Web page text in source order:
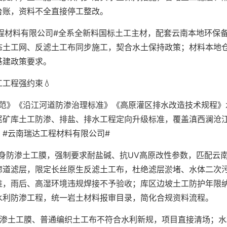
，资料不全直接停工整改。
料有限公司#全系全新料国标土工主材，配套云南本地环保
工网、反滤土工布同步施工，契合水土保持政策；材料本地
政策要求。
程强约束💧
《沿江河道防渗治理标准》《高原灌区排水改造技术规程
库土工防渗、排盐、排水工程定向升级标准，覆盖滇西澜沧
云南瑞达工程材料有限公司#
防渗土工膜，强制要求耐盐碱、抗UV高原改性参数，匹配云
滤层，限定长丝原生反滤土工布，杜绝滤层淤堵、水体二次
雨后、高湿环境违规焊接不予验收；库区边坡土工防护年限
防渗工程，统一岩土材料报审目录，简化合规资料流程。
土工膜、普通编织土工布不符合水利新规，项目直接清场；